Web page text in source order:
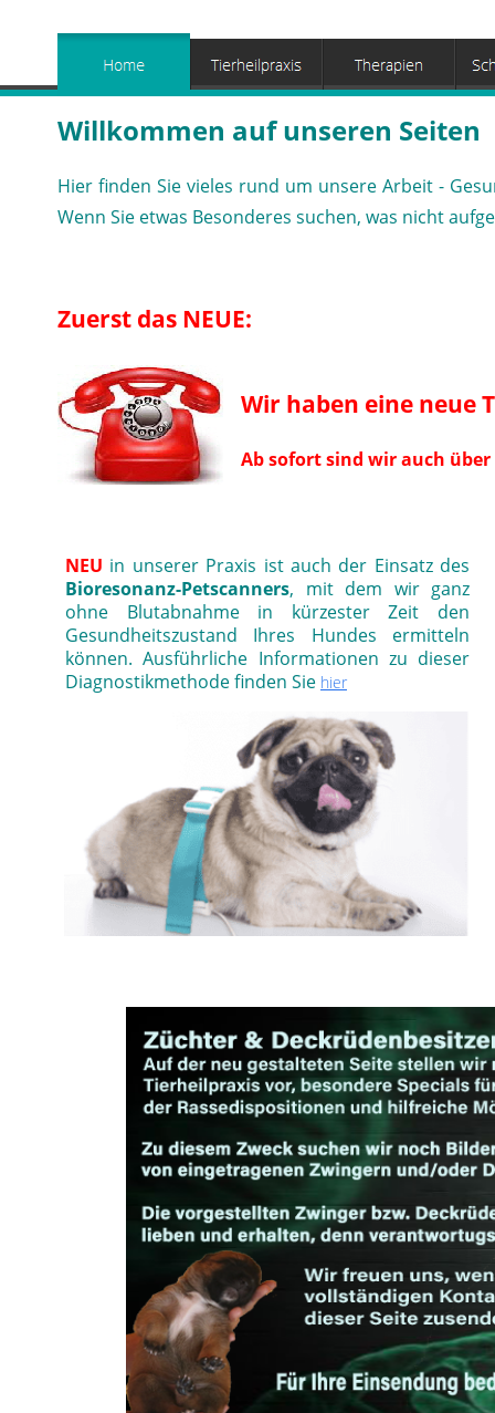
Willkommen auf unseren Seiten
Hier finden Sie vieles rund um unsere Arbeit -
Wenn Sie etwas Besonderes suchen, was nicht
Zuerst das NEUE:
NEU in unserer Praxis ist auch der Einsatz des
Bioresonanz-Petscanners, mit dem wir ganz
ohne Blutabnahme in kürzester Zeit den
Gesundheitszustand Ihres Hundes ermitteln
können. Ausführliche Informationen zu dieser
Diagnostikmethode finden Sie hier
Wir haben eine neue
Ab sofort sind wir auch über